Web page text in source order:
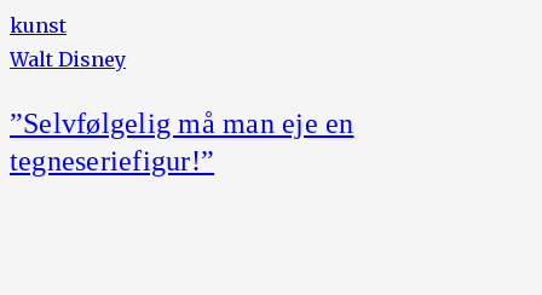
kunst
Walt Disney
”Selvfølgelig må man eje en
tegneseriefigur!”